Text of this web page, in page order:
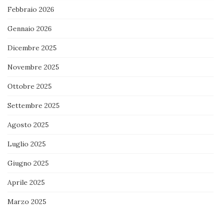
Febbraio 2026
Gennaio 2026
Dicembre 2025
Novembre 2025
Ottobre 2025
Settembre 2025
Agosto 2025
Luglio 2025
Giugno 2025
Aprile 2025
Marzo 2025